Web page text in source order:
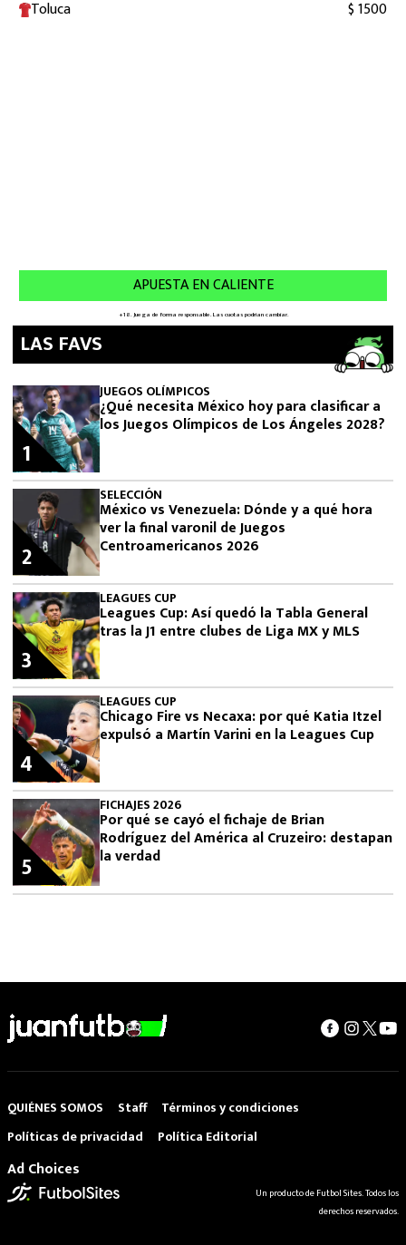
LAS FAVS
JUEGOS OLÍMPICOS
¿Qué necesita México hoy para clasificar a
los Juegos Olímpicos de Los Ángeles 2028?
1
SELECCIÓN
México vs Venezuela: Dónde y a qué hora
ver la final varonil de Juegos
Centroamericanos 2026
2
LEAGUES CUP
Leagues Cup: Así quedó la Tabla General
tras la J1 entre clubes de Liga MX y MLS
3
LEAGUES CUP
Chicago Fire vs Necaxa: por qué Katia Itzel
expulsó a Martín Varini en la Leagues Cup
4
FICHAJES 2026
Por qué se cayó el fichaje de Brian
Rodríguez del América al Cruzeiro: destapan
la verdad
5
QUIÉNES SOMOS Staff
Términos y condiciones
Políticas de privacidad
Política Editorial
Ad Choices
Un producto de Futbol Sites. Todos los
derechos reservados.